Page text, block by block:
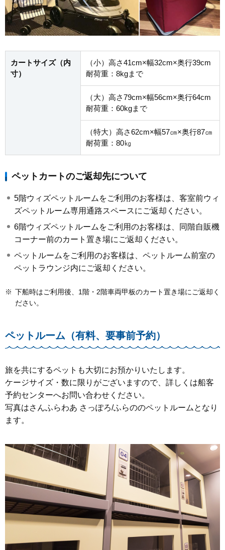
カートサイズ（内
寸）
（小）高さ41cm×幅32cm×奥行39cm
耐荷重：8kgまで
（大）高さ79cm×幅56cm×奥行64cm
耐荷重：60kgまで
（特大）高さ62cm×幅57㎝×奥行87㎝
耐荷重：80㎏
ペットカートのご返却先について
5階ウィズペットルームをご利用のお客様は、客室前ウィ
ズペットルーム専用通路スペースにご返却ください。
6階ウィズペットルームをご利用のお客様は、同階自販機
コーナー前のカート置き場にご返却ください。
ペットルームをご利用のお客様は、ペットルーム前室の
ペットラウンジ内にご返却ください。
※ 下船時はご利用後、1階・2階車両甲板のカート置き場にご返却く
ださい。
ペットルーム（有料、要事前予約）
旅を共にするペットも大切にお預かりいたします。
ケージサイズ・数に限りがございますので、詳しくは船客
予約センターへお問い合わせください。
写真はさんふらわあ さっぽろ/ふらののペットルームとなり
ます。